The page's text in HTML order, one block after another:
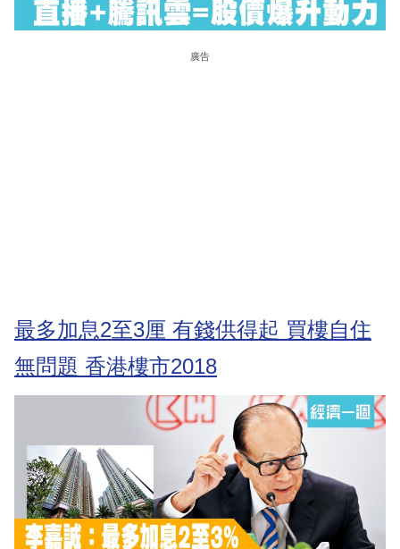
廣告
最多加息2至3厘 有錢供得起 買樓自住
無問題 香港樓市2018